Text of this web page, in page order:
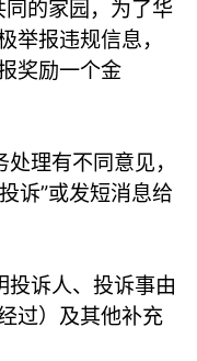
的家园，为了华
举报违规信息，
奖励一个金
理有不同意见，
诉”或发短消息给
诉人、投诉事由
过）及其他补充